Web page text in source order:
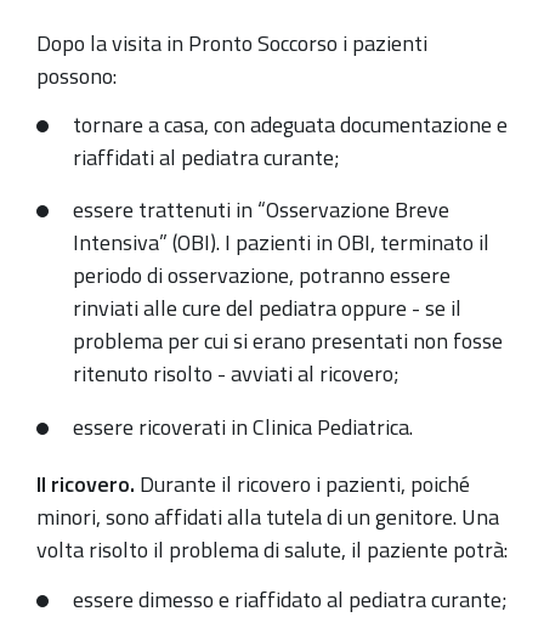
Dopo la visita in Pronto Soccorso i pazienti
possono:
tornare a casa, con adeguata documentazione e
riaffidati al pediatra curante;
essere trattenuti in “Osservazione Breve
Intensiva” (OBI). I pazienti in OBI, terminato il
periodo di osservazione, potranno essere
rinviati alle cure del pediatra oppure - se il
problema per cui si erano presentati non fosse
ritenuto risolto - avviati al ricovero;
essere ricoverati in Clinica Pediatrica.
Il ricovero. Durante il ricovero i pazienti, poiché
minori, sono affidati alla tutela di un genitore. Una
volta risolto il problema di salute, il paziente potrà:
essere dimesso e riaffidato al pediatra curante;